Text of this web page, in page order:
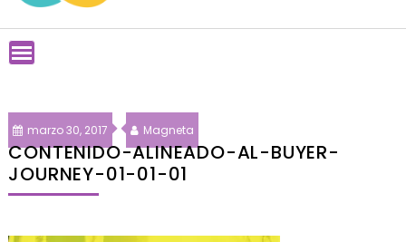
marzo 30, 2017 Magneta
CONTENIDO-ALINEADO-AL-BUYER-
JOURNEY-01-01-01